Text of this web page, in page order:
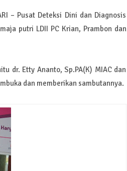
– Pusat Deteksi Dini dan Diagnosis
putri LDII PC Krian, Prambon dan
dr. Etty Ananto, Sp.PA(K) MIAC dan
dan memberikan sambutannya.